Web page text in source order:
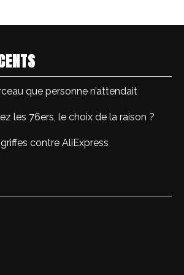
que personne n’attendait
les 76ers, le choix de la raison ?
contre AliExpress